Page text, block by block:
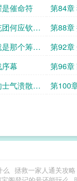
之身
催命符
第84章
的打赏
何应钦以
照
第88章
成
那个筹码
第92章
的金髮
打赏
幕
第96章
的豪华
气溃散二
第100
么 拯救一家人通关攻略